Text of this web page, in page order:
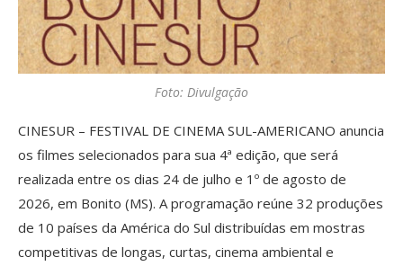
Foto: Divulgação
CINESUR – FESTIVAL DE CINEMA SUL-AMERICANO anuncia
os filmes selecionados para sua 4ª edição, que será
realizada entre os dias 24 de julho e 1º de agosto de
2026, em Bonito (MS). A programação reúne 32 produções
de 10 países da América do Sul distribuídas em mostras
competitivas de longas, curtas, cinema ambiental e